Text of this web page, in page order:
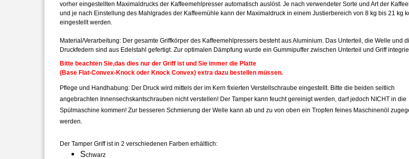
vorher eingestellten Maximaldrucks der Kaffeemehlpresser automatisch auslöst. Je nach verwendeter Sorte und Art der
und je nach Einstellung des Mahlgrades der Kaffeemühle kann der Maximaldruck in einem Justierbereich von 8 kg bis 21 kg
eingestellt werden.
Material/Verarbeitung: Der gesamte Griffkörper des Kaffeemehlpressers besteht aus Aluminium. Das Unterteil, die Welle und
Druckfedern sind aus Edelstahl gefertigt. Zur optimalen Dämpfung wurde ein Gummipuffer zwischen Unterteil und Griff
Bitte beachten Sie,das dies nur der Griff ist und Sie immer die Platte
(Base Flat-Convex-Knock oder Knock Convex) extra dazu bestellen müssen.
Pflege und Handhabung: Der Druck wird mittels der im Kern fixierten Verstellschraube eingestellt. Bitte die beiden seitlich
angebrachten Innensechskantschrauben nicht verstellen! Der Tamper kann feucht gereinigt werden, darf jedoch NICHT in die
Spülmaschine kommen! Zur besseren Schmierung der Welle kann ab und zu von oben ein Tropfen feines Maschinenöl
werden.
Der Tamper Griff ist in 2 verschiedenen Farben erhältlich:
Schwarz